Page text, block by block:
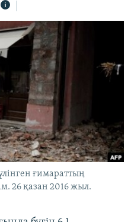
ғимараттың
26 қазан 2016 жыл.